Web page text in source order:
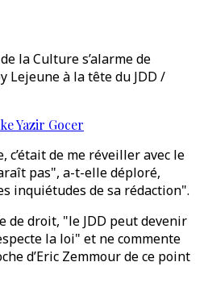
la Culture s’alarme de
Lejeune à la tête du JDD /
Yazir Gocer
de me réveiller avec le
pas", a-t-elle déploré,
inquiétudes de sa rédaction".
de droit, "le JDD peut devenir
la loi" et ne commente
d’Eric Zemmour de ce point